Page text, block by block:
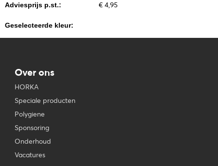
Adviesprijs p.st.: € 4,95
Geselecteerde kleur:
Over ons
HORKA
Speciale producten
Polygiene
Sponsoring
Onderhoud
Vacatures